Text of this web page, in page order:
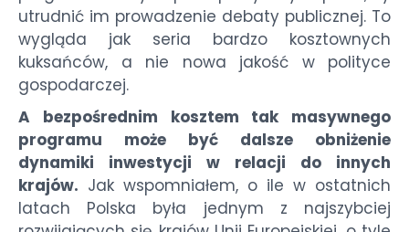
utrudnić im prowadzenie debaty publicznej. To
wygląda jak seria bardzo kosztownych
kuksańców, a nie nowa jakość w polityce
gospodarczej.
A bezpośrednim kosztem tak masywnego
programu może być dalsze obniżenie
dynamiki inwestycji w relacji do innych
krajów. Jak wspomniałem, o ile w ostatnich
latach Polska była jednym z najszybciej